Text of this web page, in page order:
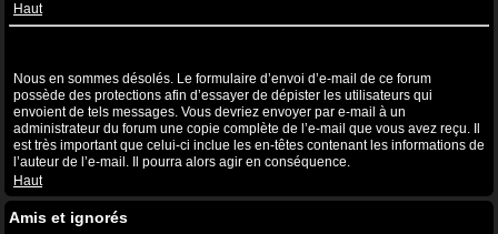
Haut
Nous en sommes désolés. Le formulaire d’envoi d’e-mail de ce forum
possède des protections afin d’essayer de dépister les utilisateurs qui
envoient de tels messages. Vous devriez envoyer par e-mail à un
administrateur du forum une copie complète de l’e-mail que vous avez reçu. Il
est très important que celui-ci inclue les en-têtes contenant les informations de
l’auteur de l’e-mail. Il pourra alors agir en conséquence.
Haut
Amis et ignorés